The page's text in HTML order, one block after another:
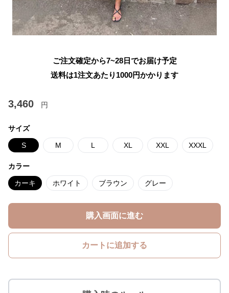
ご注文確定から7~28日でお届け予定
送料は1注文あたり 1000円かかります
3,460 円
サイズ
S M L XL XXL XXXL
カラー
カーキ ホワイト ブラウン グレー
購入画面に進む
カートに追加する